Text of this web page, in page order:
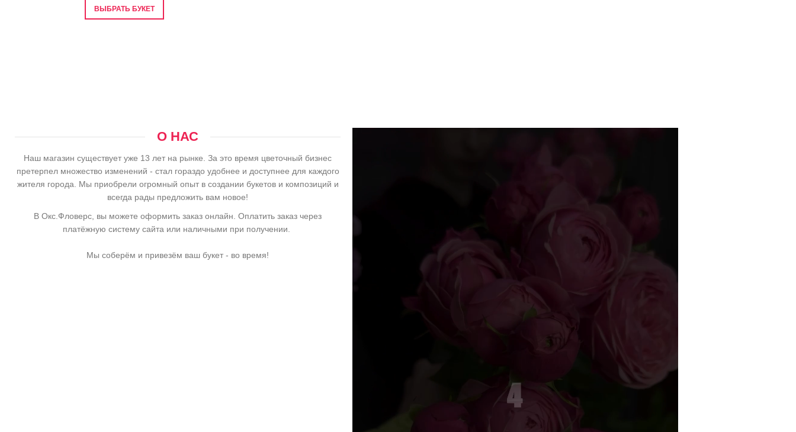
ВЫБРАТЬ БУКЕТ
О НАС
Наш магазин существует уже 13 лет на рынке. За это время цветочный бизнес
претерпел множество изменений - стал гораздо удобнее и доступнее для каждого
жителя города. Мы приобрели огромный опыт в создании букетов и композиций и
всегда рады предложить вам новое!
В Окс.Фловерс, вы можете оформить заказ онлайн. Оплатить заказ через
платёжную систему сайта или наличными при получении.
Мы соберём и привезём ваш букет - во время!